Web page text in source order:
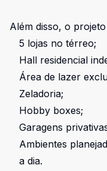
Além disso, o
5 lojas no térreo;
Hall residencial
Área de lazer
Zeladoria;
Hobby boxes;
Garagens
Ambientes
a dia.